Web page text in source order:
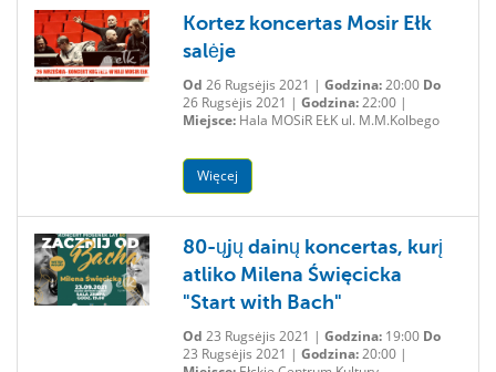
Kortez koncertas Mosir Ełk
salėje
Od 26 Rugsėjis 2021 | Godzina:20:00 Do
26 Rugsėjis 2021 | Godzina:22:00 |
Miejsce:Hala MOSiR EŁK ul. M.M.Kolbego
Więcej
80-ųjų dainų koncertas, kurį
atliko Milena Święcicka
"Start with Bach"
Od 23 Rugsėjis 2021 | Godzina:19:00 Do
23 Rugsėjis 2021 | Godzina:20:00 |